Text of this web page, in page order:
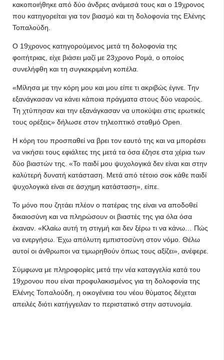
κακοποιήθηκε από δύο άνδρες ανάμεσά τους και ο 19χρονος
που κατηγορείται για τον βιασμό και τη δολοφονία της Ελένης
Τοπαλούδη.
Ο 19χρονος κατηγορούμενος μετά τη δολοφονία της
φοιτήτριας, είχε βιάσει μαζί με 23χρονο Ρομά, ο οποίος
συνελήφθη και τη συγκεκριμένη κοπέλα.
«Μίλησα με την κόρη μου και μου είπε τι ακριβώς έγινε. Την
εξανάγκασαν να κάνει κάποια πράγματα στους δύο νεαρούς.
Τη χτύπησαν και την εξανάγκασαν να υποκύψει στις ερωτικές
τους ορέξεις» δήλωσε στον τηλεοπτικό σταθμό Open.
Η κόρη του προσπαθεί να βρει τον εαυτό της και να μπορέσει
να νικήσει τους εφιάλτες της μετά τα όσα έζησε στα χέρια των
δύο βιαστών της. «Το παιδί μου ψυχολογικά δεν είναι και στην
καλύτερή δυνατή κατάσταση. Μετά από τέτοιο σοκ κάθε παιδί
ψυχολογικά είναι σε άσχημη κατάσταση», είπε.
Το μόνο που ζητάει πλέον ο πατέρας της είναι να αποδοθεί
δικαιοσύνη και να πληρώσουν οι βιαστές της για όλα όσα
έκαναν. «Κλαίω αυτή τη στιγμή και δεν ξέρω τι να κάνω… Πώς
να ενεργήσω. Έχω απόλυτη εμπιστοσύνη στον νόμο. Θέλω
αυτοί οι άνθρωποι να τιμωρηθούν όπως τους αξίζει», ανέφερε.
Σύμφωνα με πληροφορίες μετά την νέα καταγγελία κατά του
19χρονου που είναι προφυλακισμένος για τη δολοφονία της
Ελένης Τοπαλούδη, η οικογένεια του νέου θύματος δέχεται
απειλές διότι κατήγγειλαν το περιστατικό στην αστυνομία.